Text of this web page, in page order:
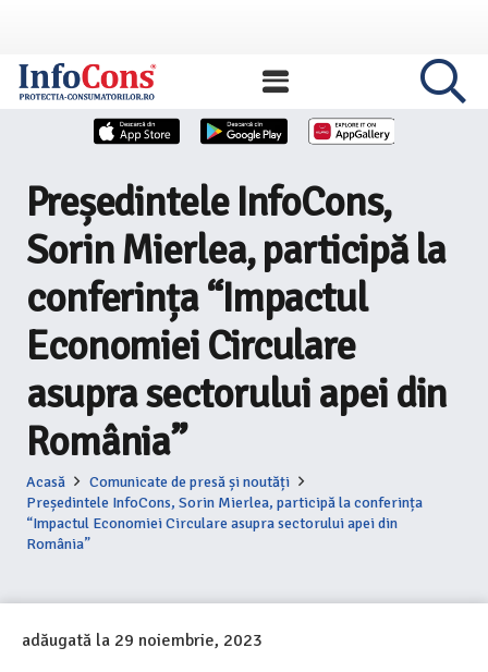
Președintele InfoCons,
Sorin Mierlea, participă la
conferința “Impactul
Economiei Circulare
asupra sectorului apei din
România”
Acasă
Comunicate de presă și noutăți
Președintele InfoCons, Sorin Mierlea, participă la conferința
“Impactul Economiei Circulare asupra sectorului apei din
România”
adăugată la 29 noiembrie, 2023